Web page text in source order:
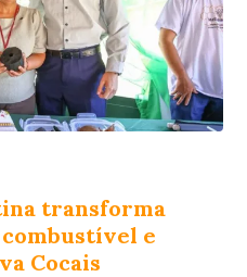
transforma
combustível e
Cocais